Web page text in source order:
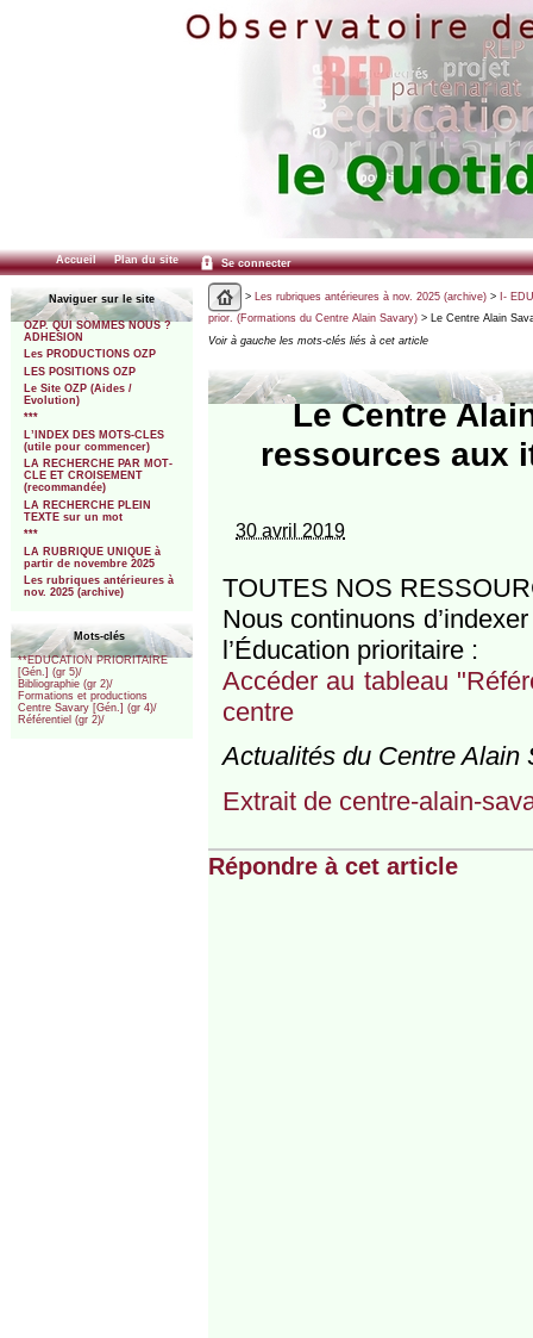
Accueil Plan du site Se connecter
Naviguer sur le site
OZP. QUI SOMMES NOUS ?
ADHESION
Les PRODUCTIONS OZP
LES POSITIONS OZP
Le Site OZP (Aides /
Evolution)
***
L’INDEX DES MOTS-CLES
(utile pour commencer)
LA RECHERCHE PAR MOT-
CLE ET CROISEMENT
(recommandée)
LA RECHERCHE PLEIN
TEXTE sur un mot
***
LA RUBRIQUE UNIQUE à
partir de novembre 2025
Les rubriques antérieures à
nov. 2025 (archive)
Mots-clés
**EDUCATION PRIORITAIRE
[Gén.] (gr 5)/
Bibliographie (gr 2)/
Formations et productions
Centre Savary [Gén.] (gr 4)/
Référentiel (gr 2)/
> Les rubriques antérieures à nov. 2025 (archive)> I-
prior. (Formations du Centre Alain Savary)> Le Centre Alain
Voir à gauche les mots-clés liés à cet article
Le Centre
ressources aux
30 avril 2019
TOUTES NOS
Nous continuons
l’Éducation prioritaire :
Accéder au tableau
centre
Actualités du Centre Alain
Extrait de centre-alain-
Répondre à cet article